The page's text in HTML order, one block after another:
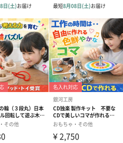
度の高いおもちゃです。
料）も可能です。お子様の名前をレ
。
工房」
」では赤ちゃんと大人が一緒に